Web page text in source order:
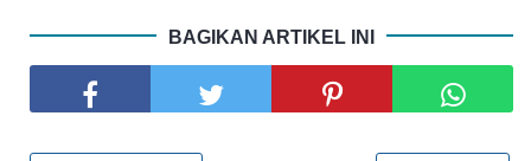
BAGIKAN ARTIKEL INI